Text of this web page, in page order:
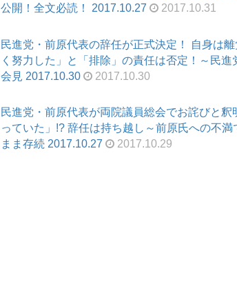
公開！全文必読！ 2017.10.27
2017.10.31
民進党・前原代表の辞任が正式決定！ 自身は
く努力した」と「排除」の責任は否定！～民
会見 2017.10.30
2017.10.30
民進党・前原代表が両院議員総会でお詫びと
っていた」!? 辞任は持ち越し～前原氏への不
まま存続 2017.10.27
2017.10.29